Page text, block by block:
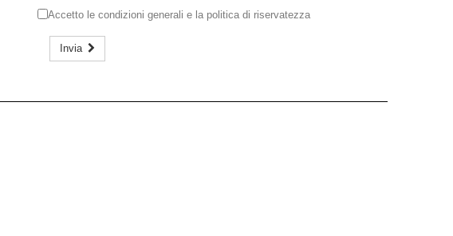
Accetto lecondizioni generali e la politica di riservatezza
Invia